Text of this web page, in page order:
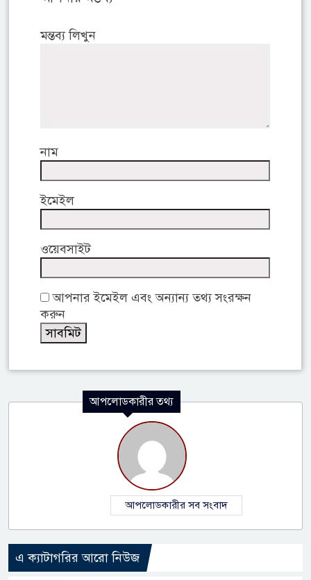
মন্তব্য লিখুন
নাম
ইমেইল
ওয়েবসাইট
আপনার ইমেইল এবং অন্যান্য তথ্য সংরক্ষন
করুন
আপলোডকারীর তথ্য
আপলোডকারীর সব সংবাদ
এ ক্যাটাগরির আরো নিউজ